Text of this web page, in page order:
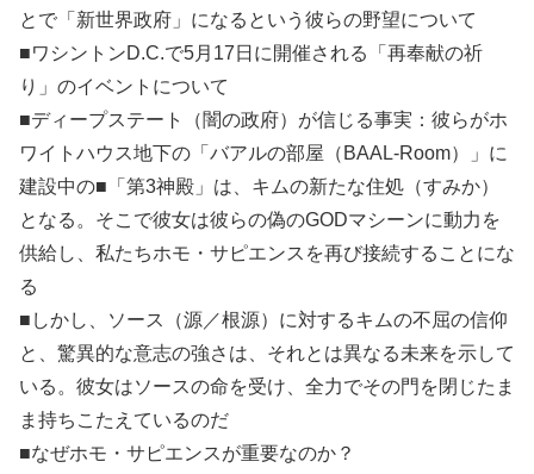
とで「新世界政府」になるという彼らの野望について
■ワシントンD.C.で5月17日に開催される「再奉献の祈
り」のイベントについて
■ディープステート（闇の政府）が信じる事実：彼らがホ
ワイトハウス地下の「バアルの部屋（BAAL-Room）」に
建設中の■「第3神殿」は、キムの新たな住処（すみか）
となる。そこで彼女は彼らの偽のGODマシーンに動力を
供給し、私たちホモ・サピエンスを再び接続することにな
る
■しかし、ソース（源／根源）に対するキムの不屈の信仰
と、驚異的な意志の強さは、それとは異なる未来を示して
いる。彼女はソースの命を受け、全力でその門を閉じたま
ま持ちこたえているのだ
■なぜホモ・サピエンスが重要なのか？